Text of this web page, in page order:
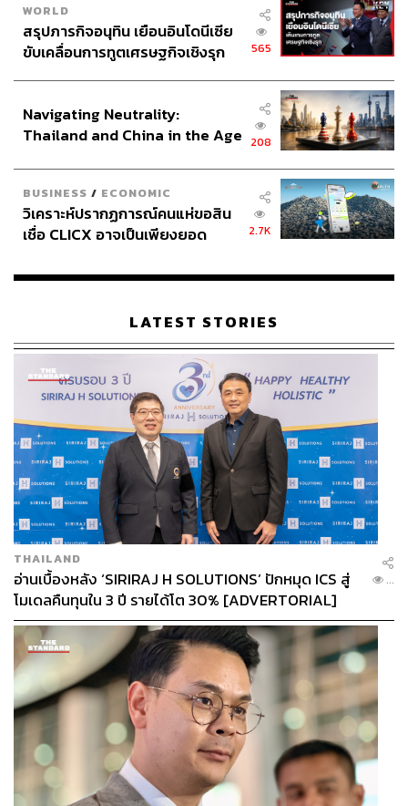
WORLD
สรุปภารกิจอนุทิน เยือนอินโดนีเซีย
ขับเคลื่อนการทูตเศรษฐกิจเชิงรุก
565
Navigating Neutrality:
Thailand and China in the Age
208
BUSINESS / ECONOMIC
วิเคราะห์ปรากฏการณ์คนแห่ขอสิน
เชื่อ CLICX อาจเป็นเพียงยอด
เรือนไทยที่ถูกซุกไว้
2.7K
LATEST STORIES
THAILAND
อ่านเบื้องหลัง ‘SIRIRAJ H SOLUTIONS’ ปักหมุด ICS สู่
โมเดลคืนทุนใน 3 ปี รายได้โต 30% [ADVERTORIAL]
...